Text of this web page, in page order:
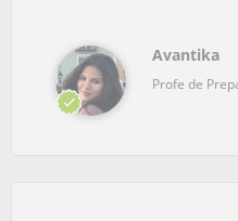
Avantika
Profe de